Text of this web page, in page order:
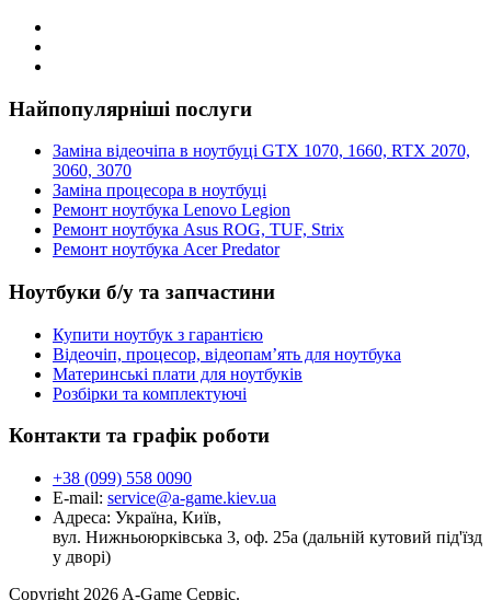
Найпопулярніші послуги
Заміна відеочіпа в ноутбуці GTX 1070, 1660, RTX 2070,
3060, 3070
Заміна процесора в ноутбуці
Ремонт ноутбука Lenovo Legion
Ремонт ноутбука Asus ROG, TUF, Strix
Ремонт ноутбука Acer Predator
Ноутбуки б/у та запчастини
Купити ноутбук з гарантією
Відеочіп, процесор, відеопам’ять для ноутбука
Материнські плати для ноутбуків
Розбірки та комплектуючі
Контакти та графік роботи
+38 (099) 558 0090
E-mail: service@a-game.kiev.ua
Адреса: Україна, Київ,
вул. Нижньоюрківська 3, оф. 25а (дальній кутовий під'їзд
у дворі)
Copyright 2026 A-Game Сервіс.